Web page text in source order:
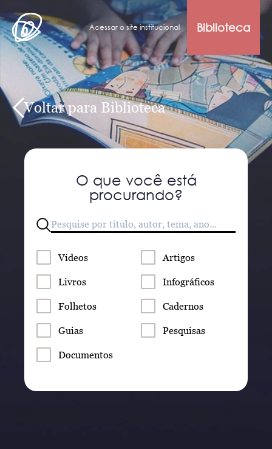
Acessar o site institucional Biblioteca
Voltar para Biblioteca
O que você está
procurando?
Vídeos Artigos
Livros Infográficos
Folhetos Cadernos
Guias Pesquisas
Documentos